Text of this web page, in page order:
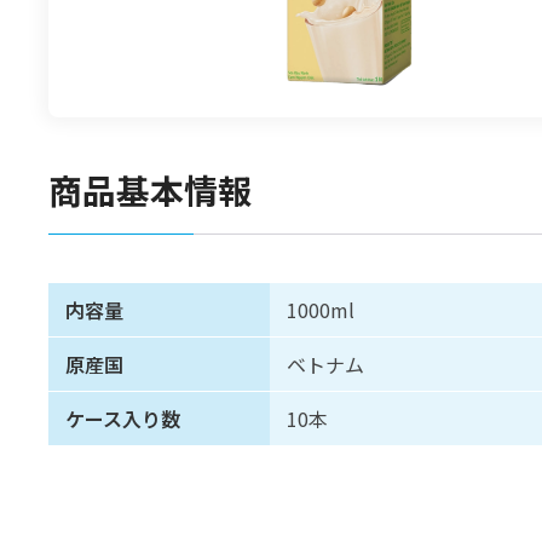
商品基本情報
内容量
1000ml
原産国
ベトナム
ケース入り数
10本